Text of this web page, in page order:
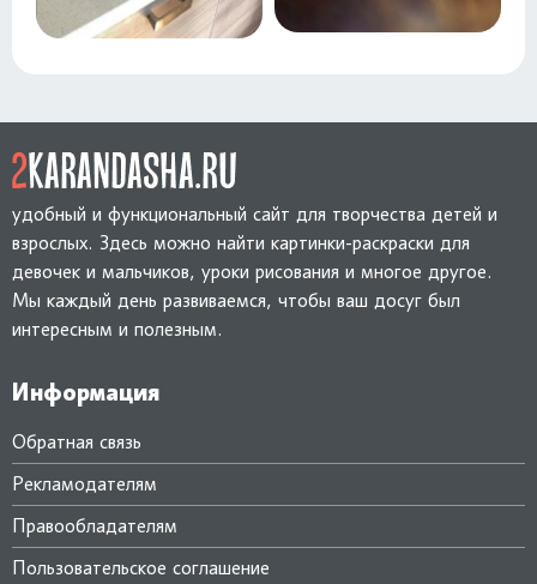
удобный и функциональный сайт для творчества детей и
взрослых. Здесь можно найти картинки-раскраски для
девочек и мальчиков, уроки рисования и многое другое.
Мы каждый день развиваемся, чтобы ваш досуг был
интересным и полезным.
Информация
Обратная связь
Рекламодателям
Правообладателям
Пользовательское соглашение